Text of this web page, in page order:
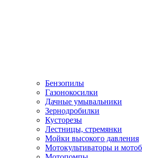
Бензопилы
Газонокосилки
Дачные умывальники
Зернодробилки
Кусторезы
Лестницы, стремянки
Мойки высокого давления
Мотокультиваторы и